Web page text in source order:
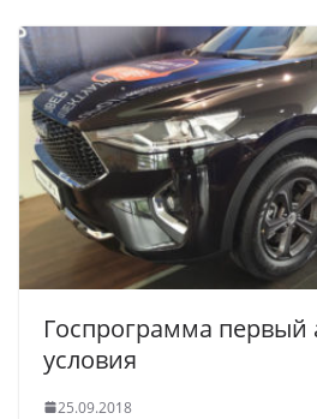
Госпрограмма первый
условия
25.09.2018